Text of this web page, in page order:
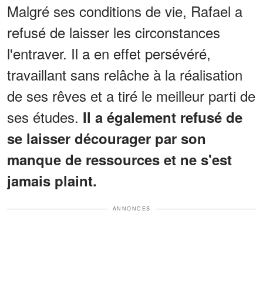
Malgré ses conditions de vie, Rafael a
refusé de laisser les circonstances
l'entraver. Il a en effet persévéré,
travaillant sans relâche à la réalisation
de ses rêves et a tiré le meilleur parti de
ses études. Il a également refusé de
se laisser décourager par son
manque de ressources et ne s'est
jamais plaint.
ANNONCES